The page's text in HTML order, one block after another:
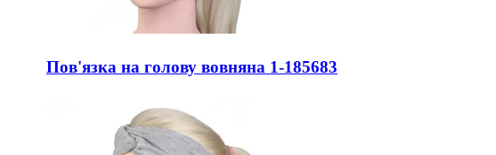
Пов'язка на голову вовняна 1-185683